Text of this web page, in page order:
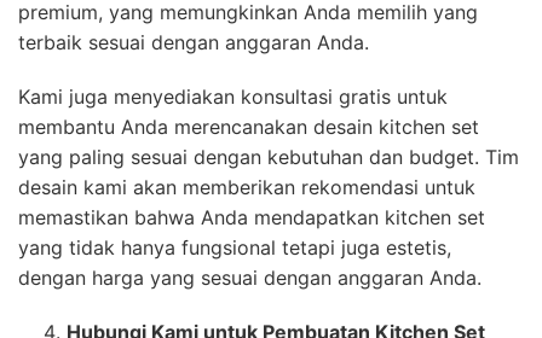
premium, yang memungkinkan Anda memilih yang
terbaik sesuai dengan anggaran Anda.
Kami juga menyediakan konsultasi gratis untuk
membantu Anda merencanakan desain kitchen set
yang paling sesuai dengan kebutuhan dan budget. Tim
desain kami akan memberikan rekomendasi untuk
memastikan bahwa Anda mendapatkan kitchen set
yang tidak hanya fungsional tetapi juga estetis,
dengan harga yang sesuai dengan anggaran Anda.
Hubungi Kami untuk Pembuatan Kitchen Set